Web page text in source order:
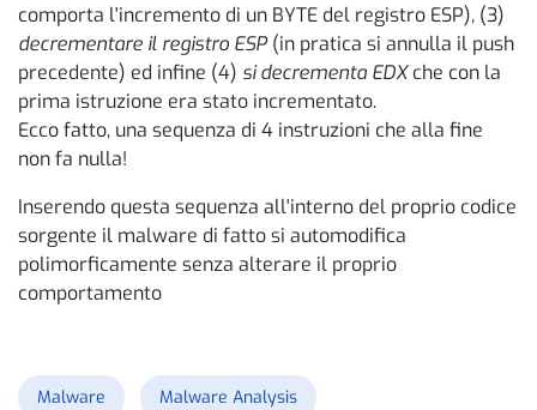
comporta l'incremento di un BYTE del registro ESP), (3)
decrementare il registro ESP(in pratica si annulla il push
precedente) ed infine (4) si decrementa EDXche con la
prima istruzione era stato incrementato.
Ecco fatto, una sequenza di 4 instruzioni che alla fine
non fa nulla!
Inserendo questa sequenza all'interno del proprio codice
sorgente il malware di fatto si automodifica
polimorficamente senza alterare il proprio
comportamento
Malware Malware Analysis